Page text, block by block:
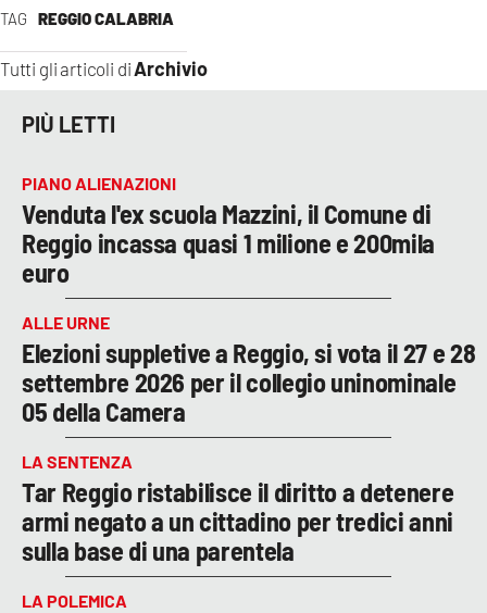
TAG REGGIO CALABRIA
Tutti gli articoli diArchivio
PIÙ LETTI
PIANO ALIENAZIONI
Venduta l'ex scuola Mazzini, il Comune di
Reggio incassa quasi 1 milione e 200mila
euro
ALLE URNE
Elezioni suppletive a Reggio, si vota il 27 e 28
settembre 2026 per il collegio uninominale
05 della Camera
LA SENTENZA
Tar Reggio ristabilisce il diritto a detenere
armi negato a un cittadino per tredici anni
sulla base di una parentela
LA POLEMICA